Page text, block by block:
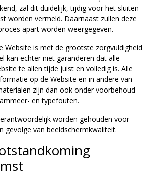
zal dit duidelijk, tijdig voor het sluiten
worden vermeld. Daarnaast zullen deze
apart worden weergegeven.
Website is met de grootste zorgvuldigheid
kan echter niet garanderen dat alle
te allen tijde juist en volledig is. Alle
op de Website en in andere van
zijn dan ook onder voorbehoud
en typefouten.
worden gehouden voor
gevolge van beeldschermkwaliteit.